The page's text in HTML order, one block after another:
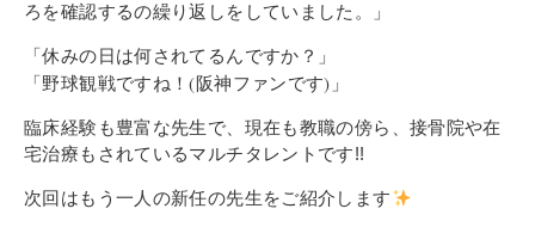
ろを確認するの繰り返しをしていました。」
「休みの日は何されてるんですか？」
「野球観戦ですね！(阪神ファンです)」
臨床経験も豊富な先生で、現在も教職の傍ら、接骨院や在
宅治療もされているマルチタレントです!!
次回はもう一人の新任の先生をご紹介します